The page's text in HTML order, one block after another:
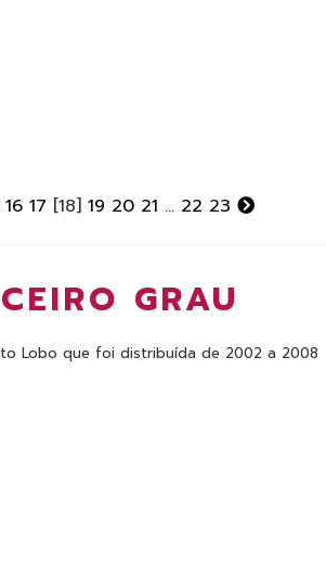
16 17 [18] 19 20 21 ... 22 23
GRAU
Lobo que foi distribuída de 2002 a 2008